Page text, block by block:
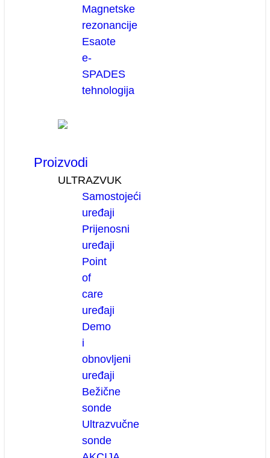
Magnetske
rezonancije
Esaote
e-
SPADES
tehnologija
Proizvodi
ULTRAZVUK
Samostojeći
uređaji
Prijenosni
uređaji
Point
of
care
uređaji
Demo
i
obnovljeni
uređaji
Bežične
sonde
Ultrazvučne
sonde